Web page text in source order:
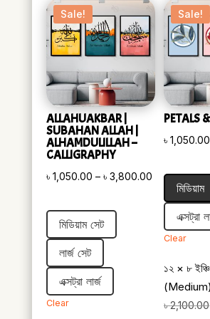
Sale!
ALLAHUAKBAR |
SUBAHAN ALLAH |
ALHAMDULILLAH –
CALLIGRAPHY
৳ 1,050.00 – ৳ 3,800.00Price
range:
৳ 1,050.00
through
মিডিয়াম সেট
লার্জ সেট
এক্সট্রা লার্জ
Clear
Sale!
PETALS
৳1,050.00
মিডিয়াম
এক্সট্রা
Clear
১২ × ৮
(Medium)
৳2,100.00